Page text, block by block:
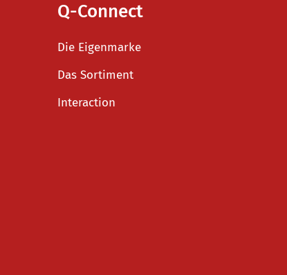
Q-Connect
Die Eigenmarke
Das Sortiment
Interaction